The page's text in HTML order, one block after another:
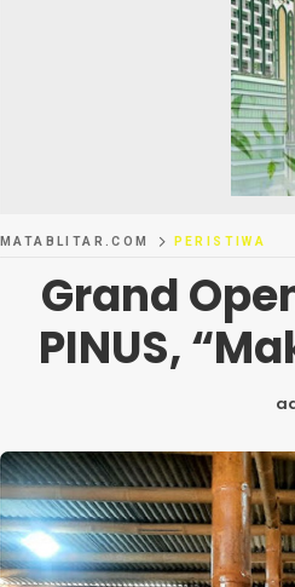
MATABLITAR.COM PERISTIWA
Grand
PINUS,